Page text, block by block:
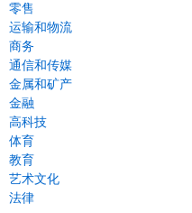
零售
运输和物流
商务
通信和传媒
金属和矿产
金融
高科技
体育
教育
艺术文化
法律